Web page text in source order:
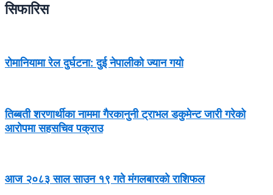
सिफारिस
रोमानियामा रेल दुर्घटना: दुई नेपालीको ज्यान गयो
तिब्बती शरणार्थीका नाममा गैरकानुनी ट्राभल डकुमेन्ट जारी गरेको
आरोपमा सहसचिव पक्राउ
आज २०८३ साल साउन १९ गते मंगलबारको राशिफल